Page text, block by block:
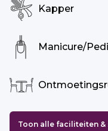
Kapper
Manicure/
Toon alle faciliteiten &